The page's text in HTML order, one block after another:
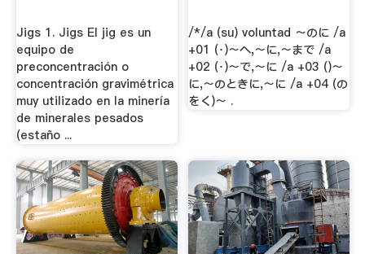
Jigs 1. Jigs El jig es un
equipo de
preconcentración o
concentración gravimétrica
muy utilizado en la minería
de minerales pesados
(estaño ...
/*/a (su) voluntad ～のに /a
+01 (･)～へ,～に,～まで /a
+02 (･)～で,～に /a +03 ()～
に,～のときに,～に /a +04 (の
をく)～ .